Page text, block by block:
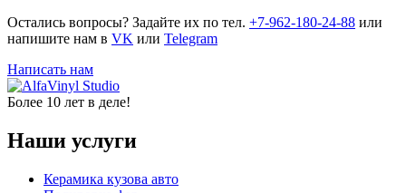
Остались вопросы? Задайте их по тел. +7-962-180-24-88 или
напишите нам в VK или Telegram
Написать нам
Более 10 лет в деле!
Наши услуги
Керамика кузова авто